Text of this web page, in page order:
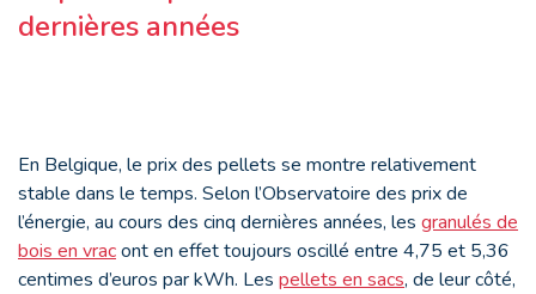
dernières années
En Belgique, le prix des pellets se montre relativement
stable dans le temps. Selon l’Observatoire des prix de
l’énergie, au cours des cinq dernières années, les granulés de
bois en vracont en effet toujours oscillé entre 4,75 et 5,36
centimes d’euros par kWh. Les pellets en sacs, de leur côté,